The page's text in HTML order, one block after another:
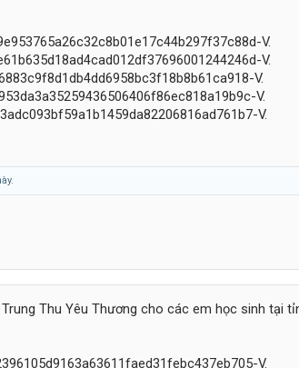
Thu Yêu Thương cho các em học sinh tại